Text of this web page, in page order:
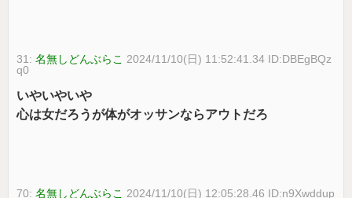
31:名無しどんぶらこ 2024/11/10(日) 11:52:41.34 ID:DBEgBQz
q0
いやいやいや
心は女だろうが体がオッサンならアウトだろ
70:名無しどんぶらこ 2024/11/10(日) 12:05:28.46 ID:n9Xwddup